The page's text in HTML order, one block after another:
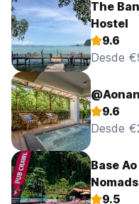
The
Hostel
9.6
Desde
9.6
Desde
Base
Nomads
9.5